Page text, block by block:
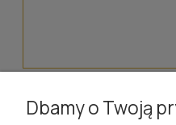
Dbamy o Twoją